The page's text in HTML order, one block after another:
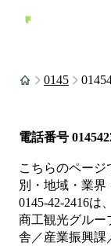
0145
電話番号
こちらのページ
別・地域・業界
0145-42-2416は、
商工観光グルー
舎／産業振興課